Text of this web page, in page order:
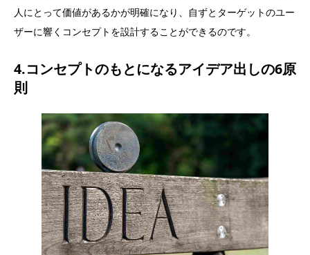
人にとって価値があるかが明確になり、自ずとターゲットのユー
ザーに響くコンセプトを設計することができるのです。
4.コンセプトのもとになるアイデア出しの6原
則